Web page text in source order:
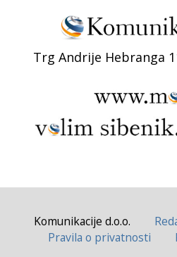
Trg Andrije Hebranga
Komunikacije d.o.o.
Pravila o privatnosti